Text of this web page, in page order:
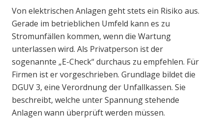
Von elektrischen Anlagen geht stets ein Risiko aus.
Gerade im betrieblichen Umfeld kann es zu
Stromunfällen kommen, wenn die Wartung
unterlassen wird. Als Privatperson ist der
sogenannte „E-Check“ durchaus zu empfehlen. Für
Firmen ist er vorgeschrieben. Grundlage bildet die
DGUV 3, eine Verordnung der Unfallkassen. Sie
beschreibt, welche unter Spannung stehende
Anlagen wann überprüft werden müssen.